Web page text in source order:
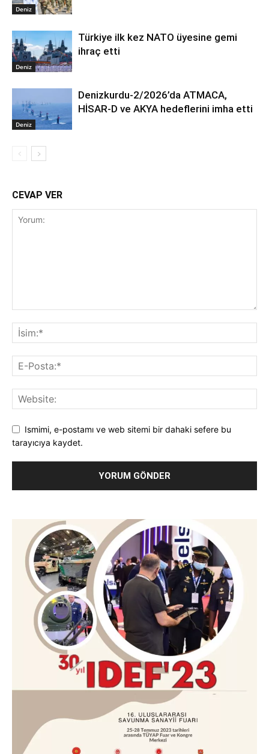
Deniz
Deniz
Türkiye ilk kez NATO üyesine gemi
ihraç etti
Deniz
Denizkurdu-2/2026’da ATMACA,
HİSAR-D ve AKYA hedeflerini imha etti
CEVAP VER
Ismimi, e-postamı ve web sitemi bir dahaki sefere bu
tarayıcıya kaydet.